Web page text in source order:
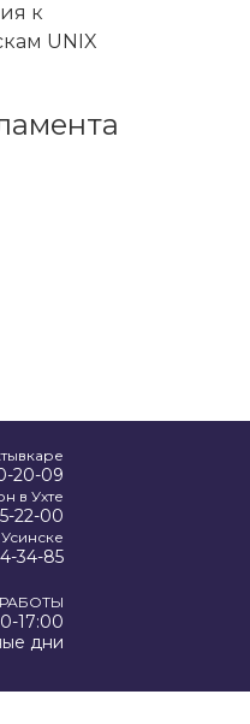
к
UNIX
20-09
в Ухте
22-00
34-85
17:00
дни